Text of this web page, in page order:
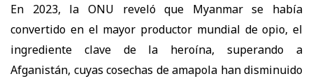
En 2023, la ONU reveló que Myanmar se había
convertido en el mayor productor mundial de opio, el
ingrediente clave de la heroína, superando a
Afganistán, cuyas cosechas de amapola han disminuido